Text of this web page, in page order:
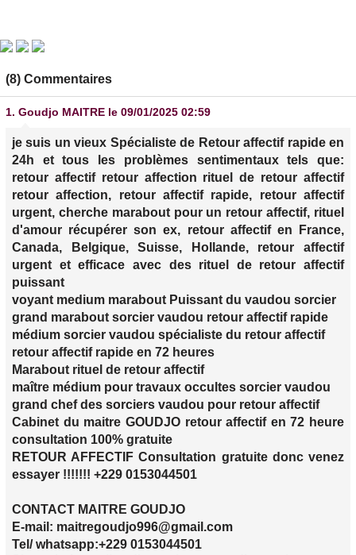
(8) Commentaires
1. Goudjo MAITRE le 09/01/2025 02:59
je suis un vieux Spécialiste de Retour affectif rapide en
24h et tous les problèmes sentimentaux tels que:
retour affectif retour affection rituel de retour affectif
retour affection, retour affectif rapide, retour affectif
urgent, cherche marabout pour un retour affectif, rituel
d'amour récupérer son ex, retour affectif en France,
Canada, Belgique, Suisse, Hollande, retour affectif
urgent et efficace avec des rituel de retour affectif
puissant
voyant medium marabout Puissant du vaudou sorcier
grand marabout sorcier vaudou retour affectif rapide
médium sorcier vaudou spécialiste du retour affectif
retour affectif rapide en 72 heures
Marabout rituel de retour affectif
maître médium pour travaux occultes sorcier vaudou
grand chef des sorciers vaudou pour retour affectif
Cabinet du maitre GOUDJO retour affectif en 72 heure
consultation 100% gratuite
RETOUR AFFECTIF Consultation gratuite donc venez
essayer !!!!!!! +229 0153044501
CONTACT MAITRE GOUDJO
E-mail: maitregoudjo996@gmail.com
Tel/ whatsapp:+229 0153044501